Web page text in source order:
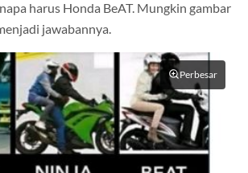
harus Honda BeAT. Mungkin gambar
jawabannya.
Perbesar